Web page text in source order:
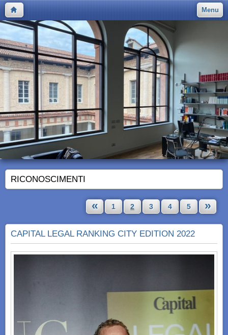
Menu
RICONOSCIMENTI
« 1 2 3 4 5 »
CAPITAL LEGAL RANKING CITY EDITION 2022